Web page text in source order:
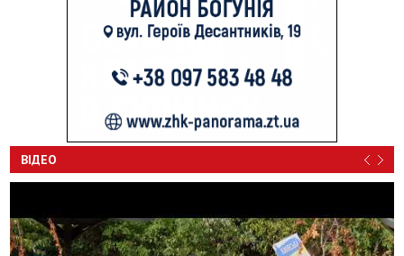
ВІДЕО